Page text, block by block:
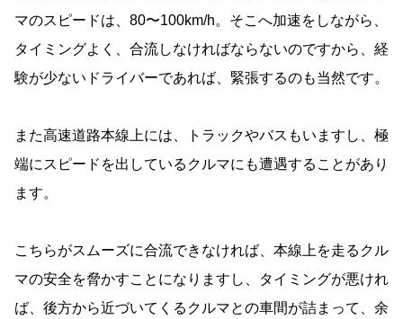
マのスピードは、80〜100km/h。そこへ加速をしながら、
タイミングよく、合流しなければならないのですから、経
験が少ないドライバーであれば、緊張するのも当然です。
また高速道路本線上には、トラックやバスもいますし、極
端にスピードを出しているクルマにも遭遇することがあり
ます。
こちらがスムーズに合流できなければ、本線上を走るクル
マの安全を脅かすことになりますし、タイミングが悪けれ
ば、後方から近づいてくるクルマとの車間が詰まって、余